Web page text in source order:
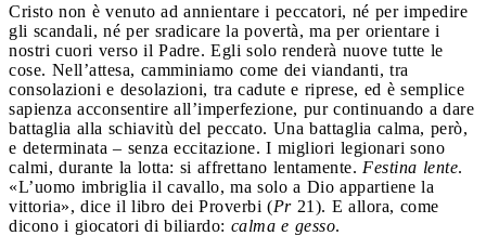
Cristo non è venuto ad annientare i peccatori, né per impedire
gli scandali, né per sradicare la povertà, ma per orientare i
nostri cuori verso il Padre. Egli solo renderà nuove tutte le
cose. Nell’attesa, camminiamo come dei viandanti, tra
consolazioni e desolazioni, tra cadute e riprese, ed è semplice
sapienza acconsentire all’imperfezione, pur continuando a dare
battaglia alla schiavitù del peccato. Una battaglia calma, però,
e determinata – senza eccitazione. I migliori legionari sono
calmi, durante la lotta: si affrettano lentamente. Festina lente.
«L’uomo imbriglia il cavallo, ma solo a Dio appartiene la
vittoria», dice il libro dei Proverbi (Pr21). E allora, come
dicono i giocatori di biliardo: calma e gesso.